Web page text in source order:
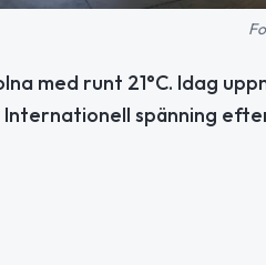
med runt 21°C. Idag
Internationell spänning